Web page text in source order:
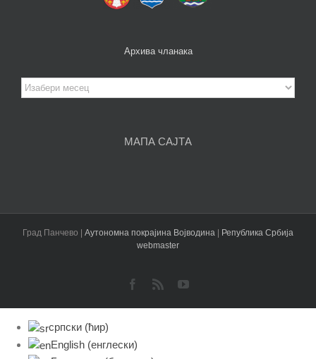
Архива чланака
Архива
чланака
МАПА САЈТА
Град Панчево | Аутономна покрајина Војводина
Република Србија
webmaster
Facebook
Rss YouTube
српски (ћир)
English (енглески)